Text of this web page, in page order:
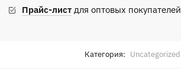
Прайс-лист для оптовых покупателей
Категория: Uncategorized